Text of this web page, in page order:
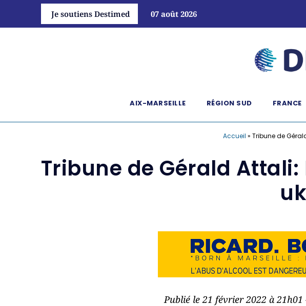
Je soutiens Destimed 07 août 2026
AIX-MARSEILLE RÉGION SUD FRANCE
Accueil » Tribune de
Tribune de Gérald
Publié le 21 février 2022 à